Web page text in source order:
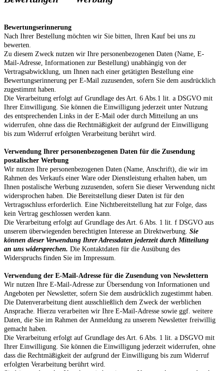
Bewertungserinnerung
Nach Ihrer Bestellung möchten wir Sie bitten, Ihren Kauf bei uns zu
bewerten.
Zu diesem Zweck nutzen wir Ihre personenbezogenen Daten (Name, E-
Mail-Adresse, Informationen zur Bestellung) unabhängig von der
Vertragsabwicklung, um Ihnen nach einer getätigten Bestellung eine
Bewertungserinnerung per E-Mail zuzusenden, sofern Sie dem ausdrücklich
zugestimmt haben.
Die Verarbeitung erfolgt auf Grundlage des Art. 6 Abs.1 lit. a DSGVO mit
Ihrer Einwilligung. Sie können die Einwilligung jederzeit unter Nutzung
des entsprechenden Links in der E-Mail oder durch Mitteilung an uns
widerrufen, ohne dass die Rechtmäßigkeit der aufgrund der Einwilligung
bis zum Widerruf erfolgten Verarbeitung berührt wird.
Verwendung Ihrer personenbezogenen Daten für die Zusendung
postalischer Werbung
Wir nutzen Ihre personenbezogenen Daten (Name, Anschrift), die wir im
Rahmen des Verkaufs einer Ware oder Dienstleistung erhalten haben, um
Ihnen postalische Werbung zuzusenden, sofern Sie dieser Verwendung nicht
widersprochen haben. Die Bereitstellung dieser Daten ist für den
Vertragsschluss erforderlich. Eine Nichtbereitstellung hat zur Folge, dass
kein Vertrag geschlossen werden kann.
Die Verarbeitung erfolgt auf Grundlage des Art. 6 Abs. 1 lit. f DSGVO aus
unserem überwiegenden berechtigten Interesse an Direktwerbung. Sie
können dieser Verwendung Ihrer Adressdaten jederzeit durch Mitteilung
an uns widersprechen. Die Kontaktdaten für die Ausübung des
Widerspruchs finden Sie im Impressum.
Verwendung der E-Mail-Adresse für die Zusendung von Newslettern
Wir nutzen Ihre E-Mail-Adresse zur Übersendung von Informationen und
Angeboten per Newsletter, sofern Sie dem ausdrücklich zugestimmt haben.
Die Datenverarbeitung dient ausschließlich dem Zweck der werblichen
Ansprache. Hierzu verarbeiten wir Ihre E-Mail-Adresse sowie ggf. weitere
Daten, die Sie im Rahmen der Anmeldung zu unserem Newsletter freiwillig
gemacht haben.
Die Verarbeitung erfolgt auf Grundlage des Art. 6 Abs. 1 lit. a DSGVO mit
Ihrer Einwilligung. Sie können die Einwilligung jederzeit widerrufen, ohne
dass die Rechtmäßigkeit der aufgrund der Einwilligung bis zum Widerruf
erfolgten Verarbeitung berührt wird.